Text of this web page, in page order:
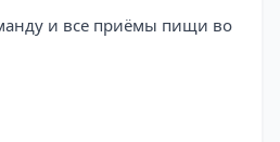
и все приёмы пищи во